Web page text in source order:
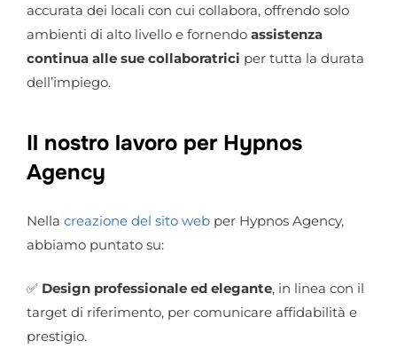
accurata dei locali con cui collabora, offrendo solo
ambienti di alto livello e fornendo assistenza
continua alle sue collaboratrici per tutta la durata
dell’impiego.
Il nostro lavoro per Hypnos
Agency
Nella creazione del sito web per Hypnos Agency,
abbiamo puntato su:
✅ Design professionale ed elegante, in linea con il
target di riferimento, per comunicare affidabilità e
prestigio.